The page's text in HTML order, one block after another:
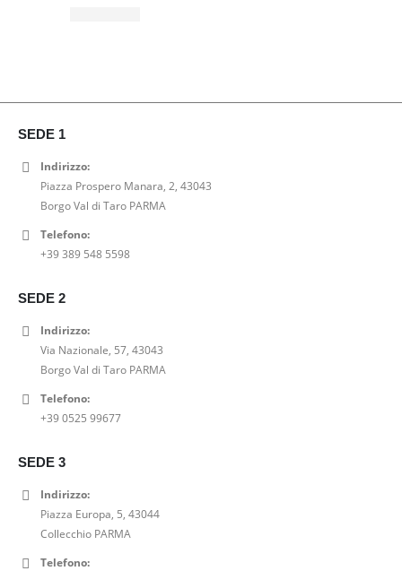
SEDE 1
Indirizzo:
Piazza Prospero Manara, 2, 43043
Borgo Val di Taro PARMA
Telefono:
+39 389 548 5598
SEDE 2
Indirizzo:
Via Nazionale, 57, 43043
Borgo Val di Taro PARMA
Telefono:
+39 0525 99677
SEDE 3
Indirizzo:
Piazza Europa, 5, 43044
Collecchio PARMA
Telefono: